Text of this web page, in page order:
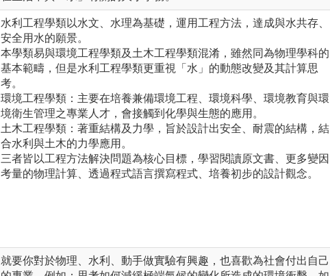
水利工程學類以水文、水理為基礎，運用工程方法，達成與水共存、
安全用水的願景。
本學類易與環境工程學類及土木工程學類混淆，雖然同為物理學科的
基本範疇，但是水利工程學類更重視「水」的動態改變及其計算思
考。
環境工程學類：主要在培養兼備環境工程、環境科學、環境教育與環
境衛生管理之專業人才，會接觸到化學與生態的應用。
土木工程學類：著重結構及力學，旨於設計出安全、耐震的結構，結
合水利與土木的力學應用。
三者皆以工程方法解決問題為核心目標，學習閱讀原文書、更多變因
考量的物理計算、透過程式語言撰寫程式、培養初步的設計觀念。
就要你對於物理、水利、動手做實驗有興趣，也喜歡為社會付出自己